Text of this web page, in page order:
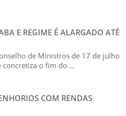
E REGIME É ALARGADO ATÉ
de Ministros de 17 de julho
o fim do ...
COM RENDAS